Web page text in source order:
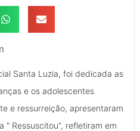
Santa Luzia, foi dedicada as
e os adolescentes
e ressurreição, apresentaram
" Ressuscitou", refletiram em